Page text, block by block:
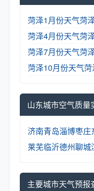
菏泽1月份天气菏
菏泽4月份天气菏
菏泽7月份天气菏
菏泽10月份天气菏
山东城市空气质量
济南青岛淄博枣庄
莱芜临沂德州聊城
主要城市天气预报